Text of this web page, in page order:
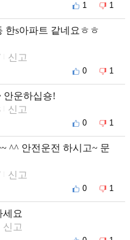
1 1
한s아파트 같네요ㅎㅎ
신고
0 1
안운하십숑!
신고
0 1
^^ 안전운전 하시고~ 문
신고
0 1
세요
신고